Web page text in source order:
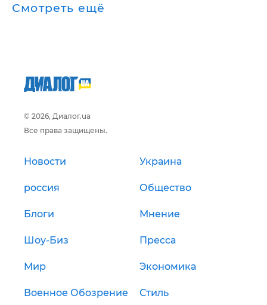
Смотреть ещё
© 2026, Диалог.ua
Все права защищены.
Новости Украина
россия Общество
Блоги Мнение
Шоу-Биз Пресса
Мир Экономика
Военное Обозрение Стиль